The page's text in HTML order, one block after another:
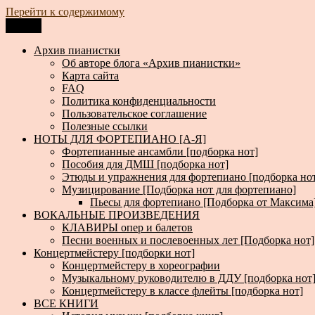
Перейти к содержимому
Архив пианистки
Всё для пианистов: ноты, книги, музыка, статьи…
Архив пианистки
Об авторе блога «Архив пианистки»
Карта сайта
FAQ
Политика конфиденциальности
Пользовательское соглашение
Полезные ссылки
НОТЫ ДЛЯ ФОРТЕПИАНО [А-Я]
Фортепианные ансамбли [подборка нот]
Пособия для ДМШ [подборка нот]
Этюды и упражнения для фортепиано [подборка
Музицирование [Подборка нот для фортепиано]
Пьесы для фортепиано [Подборка от
ВОКАЛЬНЫЕ ПРОИЗВЕДЕНИЯ
КЛАВИРЫ опер и балетов
Песни военных и послевоенных лет [Подборка нот]
Концертмейстеру [подборки нот]
Концертмейстеру в хореографии
Музыкальному руководителю в ДДУ [подборка нот]
Концертмейстеру в классе флейты [подборка нот]
ВСЕ КНИГИ